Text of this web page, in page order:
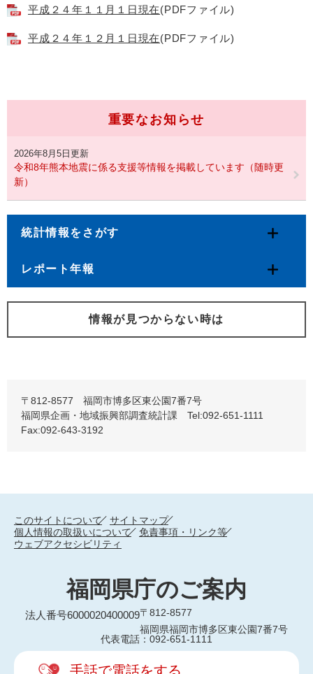
平成２４年１１月１日現在(PDFファイル)
平成２４年１２月１日現在(PDFファイル)
重要なお知らせ
2026年8月5日更新
令和8年熊本地震に係る支援等情報を掲載しています（随時更
新）
統計情報をさがす
レポート年報
情報が見つからない時は
〒812-8577 福岡市博多区東公園7番7号
福岡県企画・地域振興部調査統計課 Tel:092-651-1111
Fax:092-643-3192
このサイトについて
サイトマップ
個人情報の取扱いについて
免責事項・リンク等
ウェブアクセシビリティ
福岡県庁のご案内
法人番号6000020400009〒812-8577
福岡県福岡市博多区東公園7番7号
代表電話：092-651-1111
手話で電話をする